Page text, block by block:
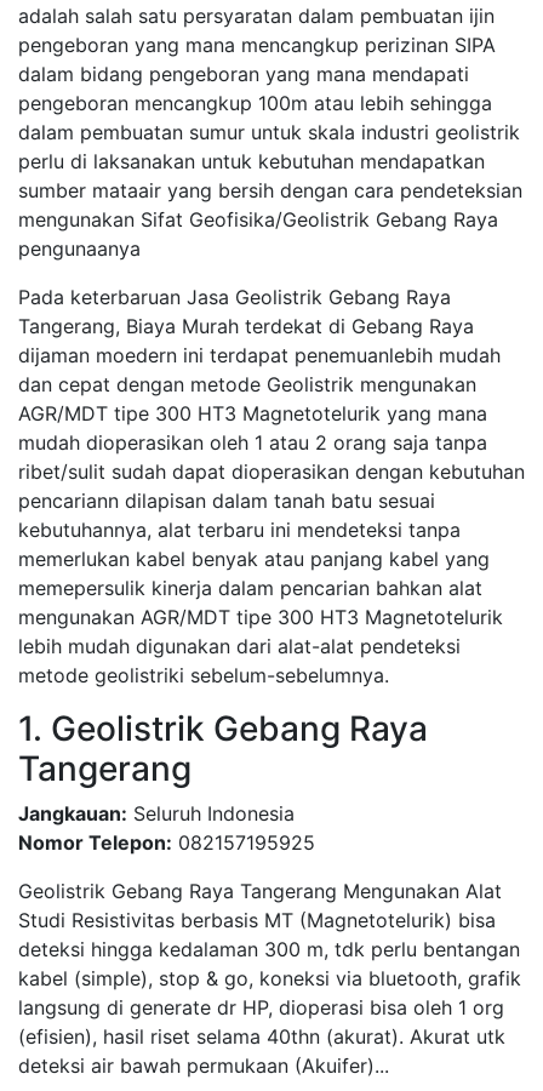
adalah salah satu persyaratan dalam pembuatan ijin
pengeboran yang mana mencangkup perizinan SIPA
dalam bidang pengeboran yang mana mendapati
pengeboran mencangkup 100m atau lebih sehingga
dalam pembuatan sumur untuk skala industri geolistrik
perlu di laksanakan untuk kebutuhan mendapatkan
sumber mataair yang bersih dengan cara pendeteksian
mengunakan Sifat Geofisika/Geolistrik Gebang Raya
pengunaanya
Pada keterbaruan Jasa Geolistrik Gebang Raya
Tangerang, Biaya Murah terdekat di Gebang Raya
dijaman moedern ini terdapat penemuanlebih mudah
dan cepat dengan metode Geolistrik mengunakan
AGR/MDT tipe 300 HT3 Magnetotelurik yang mana
mudah dioperasikan oleh 1 atau 2 orang saja tanpa
ribet/sulit sudah dapat dioperasikan dengan kebutuhan
pencariann dilapisan dalam tanah batu sesuai
kebutuhannya, alat terbaru ini mendeteksi tanpa
memerlukan kabel benyak atau panjang kabel yang
memepersulik kinerja dalam pencarian bahkan alat
mengunakan AGR/MDT tipe 300 HT3 Magnetotelurik
lebih mudah digunakan dari alat-alat pendeteksi
metode geolistriki sebelum-sebelumnya.
1. Geolistrik Gebang Raya
Tangerang
Jangkauan: Seluruh Indonesia
Nomor Telepon: 082157195925
Geolistrik Gebang Raya Tangerang Mengunakan Alat
Studi Resistivitas berbasis MT (Magnetotelurik) bisa
deteksi hingga kedalaman 300 m, tdk perlu bentangan
kabel (simple), stop & go, koneksi via bluetooth, grafik
langsung di generate dr HP, dioperasi bisa oleh 1 org
(efisien), hasil riset selama 40thn (akurat). Akurat utk
deteksi air bawah permukaan (Akuifer)...